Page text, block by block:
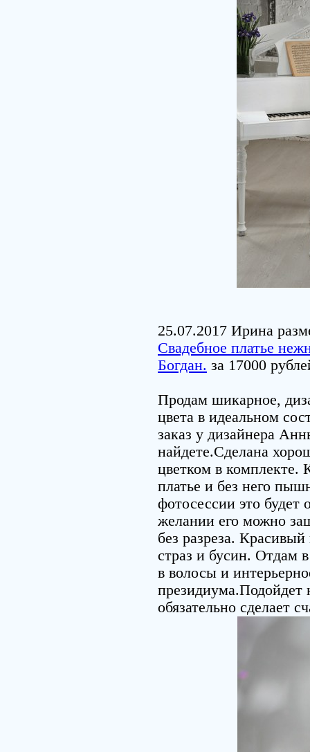
25.07.2017 Ирина
Свадебное платье
Богдан. за 17000
Продам шикарное,
цвета в идеальном
заказ у дизайнера
найдете.Сделана
цветком в комплекте.
платье и без него
фотосессии это
желании его можно
без разреза.
страз и бусин. Отдам
в волосы и
президиума.Подойдет
обязательно сделает